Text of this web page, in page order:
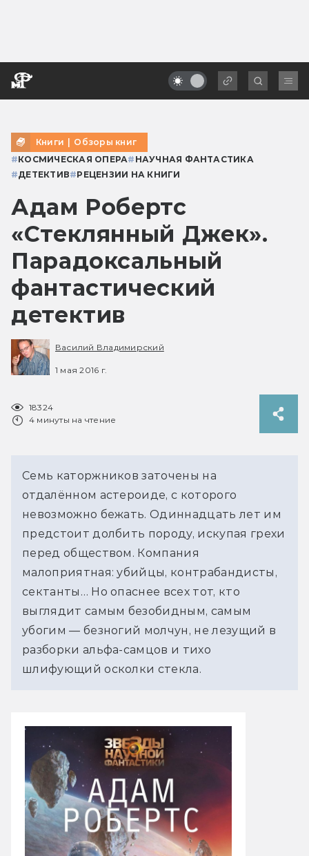
Книги | Обзоры книг
#КОСМИЧЕСКАЯ ОПЕРА# НАУЧНАЯ ФАНТАСТИКА
#ДЕТЕКТИВ#РЕЦЕНЗИИ НА КНИГИ
Адам Робертс
«Стеклянный Джек».
Парадоксальный
фантастический
детектив
Василий Владимирский
1 мая 2016 г.
18324
4 минуты на чтение
Семь каторжников заточены на
отдалённом астероиде, с которого
невозможно бежать. Одиннадцать лет им
предстоит долбить породу, искупая грехи
перед обществом. Компания
малоприятная: убийцы, контрабандисты,
сектанты… Но опаснее всех тот, кто
выглядит самым безобидным, самым
убогим — безногий молчун, не лезущий в
разборки альфа-самцов и тихо
шлифующий осколки стекла.